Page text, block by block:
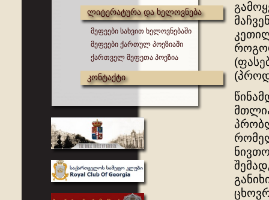
ლიტერატურა და ხელოვნება
მეფეები სახვით ხელოვნებაში
მეფეები ქართულ პოეზიაში
ქართველ მეფეთა პოეზია
კონტაქტი